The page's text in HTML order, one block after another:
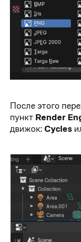
После этого
пункт Render
движок: Cycles